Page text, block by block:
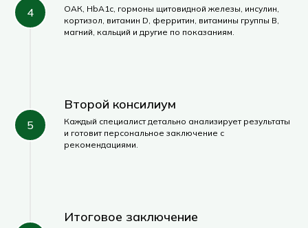
ОАК, HbA1c, гормоны щитовидной железы, инсулин,
кортизол, витамин D, ферритин, витамины группы B,
магний, кальций и другие по показаниям.
Второй консилиум
Каждый специалист детально анализирует результаты
и готовит персональное заключение с
рекомендациями.
Итоговое заключение